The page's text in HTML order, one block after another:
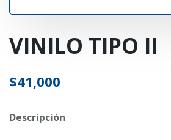
VINILO TIPO II
$41,000
Descripción